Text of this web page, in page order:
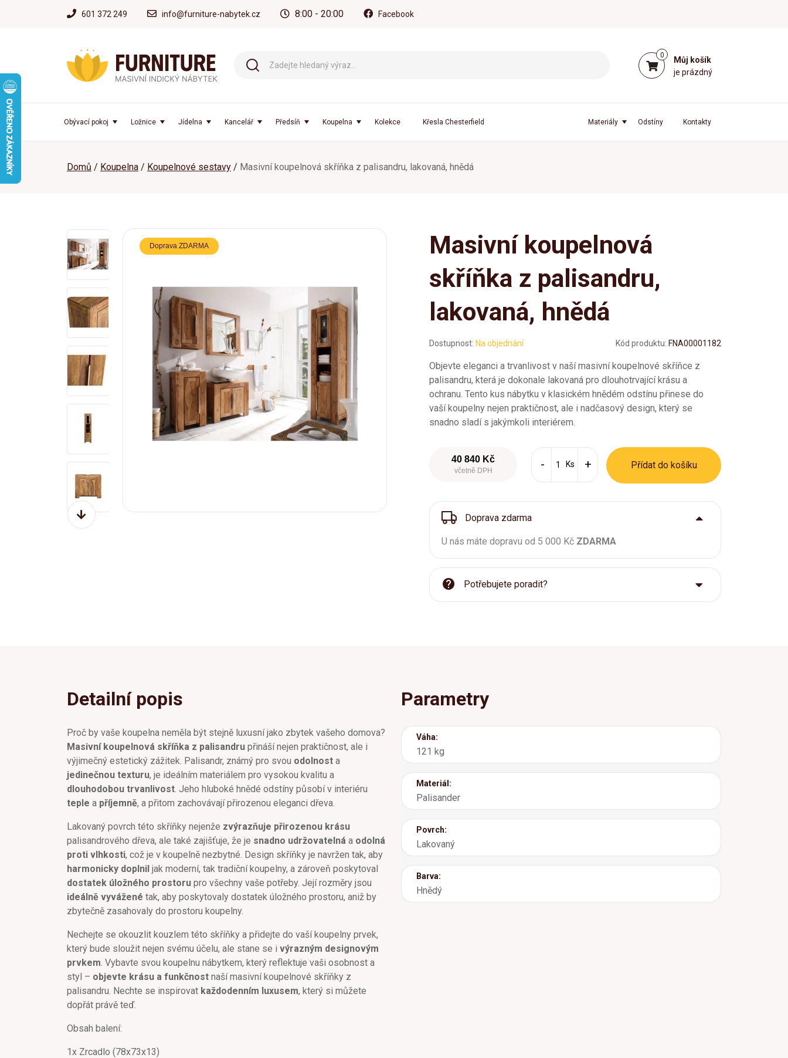
601 372 249 info@furniture-nabytek.cz 8:00 - 20:00 Facebook
0
Můj košík
je prázdný
Obývací pokoj Ložnice Jídelna Kancelář Předsíň Koupelna Kolekce Křesla Chesterfield Kontakty
Odstíny
Materiály
Domů Koupelna Koupelnové sestavy Masivní koupelnová skříňka z palisandru, lakovaná, hnědá
Doprava ZDARMA
Masivní koupelnová
skříňka z palisandru,
lakovaná, hnědá
Dostupnost: Na objednání Kód produktu: FNA00001182
Objevte eleganci a trvanlivost v naší masivní koupelnové skříňce z
palisandru, která je dokonale lakovaná pro dlouhotrvající krásu a
ochranu. Tento kus nábytku v klasickém hnědém odstínu přinese do
vaší koupelny nejen praktičnost, ale i nadčasový design, který se
snadno sladí s jakýmkoli interiérem.
40 840 Kč
včetně DPH
Ks Přídat do košíku
Doprava zdarma
U nás máte dopravu od 5 000 Kč ZDARMA
Potřebujete poradit?
Detailní popis
Proč by vaše koupelna neměla být stejně luxusní jako zbytek vašeho domova?
Masivní koupelnová skříňka z palisandru přináší nejen praktičnost, ale i
výjimečný estetický zážitek. Palisandr, známý pro svou odolnost a
jedinečnou texturu, je ideálním materiálem pro vysokou kvalitu a
dlouhodobou trvanlivost . Jeho hluboké hnědé odstíny působí v interiéru
teple a příjemně, a přitom zachovávají přirozenou eleganci dřeva.
Lakovaný povrch této skříňky nejenže zvýrazňuje přirozenou krásu
palisandrového dřeva, ale také zajišťuje, že je snadno udržovatelná a odolná
proti vlhkosti, což je v koupelně nezbytné. Design skříňky je navržen tak, aby
harmonicky doplnil jak moderní, tak tradiční koupelny, a zároveň poskytoval
dostatek úložného prostoru pro všechny vaše potřeby. Její rozměry jsou
ideálně vyvážené tak, aby poskytovaly dostatek úložného prostoru, aniž by
zbytečně zasahovaly do prostoru koupelny.
Nechejte se okouzlit kouzlem této skříňky a přidejte do vaší koupelny prvek,
který bude sloužit nejen svému účelu, ale stane se i výrazným designovým
prvkem . Vybavte svou koupelnu nábytkem, který reflektuje vaši osobnost a
styl – objevte krásu a funkčnost naší masivní koupelnové skříňky z
palisandru. Nechte se inspirovat každodenním luxusem, který si můžete
dopřát právě teď.
Obsah balení:
1x Zrcadlo (78x73x13)
Parametry
Váha:
121 kg
Materiál:
Palisander
Povrch:
Lakovaný
Barva:
Hnědý